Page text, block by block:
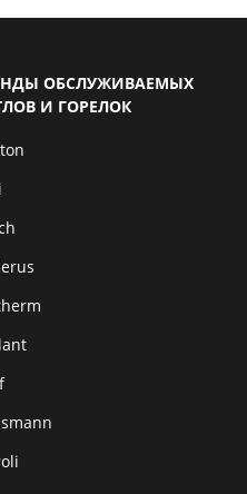
ОБСЛУЖИВАЕМЫХ
И ГОРЕЛОК